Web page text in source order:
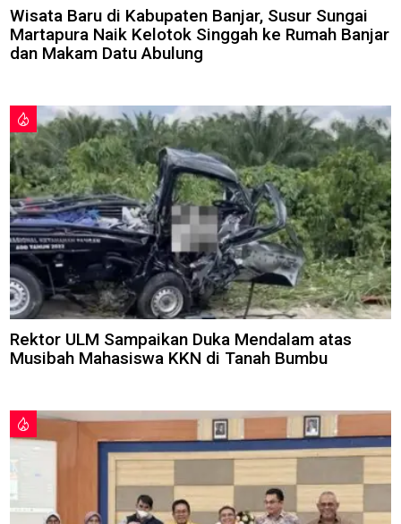
Wisata Baru di Kabupaten Banjar, Susur Sungai
Martapura Naik Kelotok Singgah ke Rumah Banjar
dan Makam Datu Abulung
Rektor ULM Sampaikan Duka Mendalam atas
Musibah Mahasiswa KKN di Tanah Bumbu